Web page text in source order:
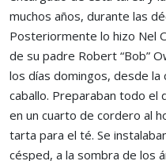
muchos años, durante las
Posteriormente lo hizo Nel
de su padre Robert “Bob”
los días domingos, desde la
caballo. Preparaban todo el
en un cuarto de cordero al
tarta para el té. Se
césped, a la sombra de los